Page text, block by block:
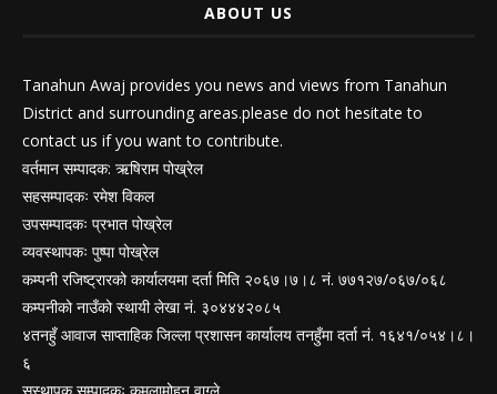
ABOUT US
Tanahun Awaj provides you news and views from Tanahun
District and surrounding areas.please do not hesitate to
contact us if you want to contribute.
वर्तमान सम्पादक: ऋषिराम पोख्रेल
सहसम्पादकः रमेश विकल
उपसम्पादकः प्रभात पोख्रेल
व्यवस्थापकः पुष्पा पोख्रेल
कम्पनी रजिष्ट्रारको कार्यालयमा दर्ता मिति २०६७।७।८ नं. ७७१२७/०६७/०६८
कम्पनीको नाउँको स्थायी लेखा नं. ३०४४४२०८५
४तनहुँ आवाज साप्ताहिक जिल्ला प्रशासन कार्यालय तनहुँमा दर्ता नं. १६४१/०५४।८।
६
सस्थापक सम्पादकः कमलामोहन वाग्ले